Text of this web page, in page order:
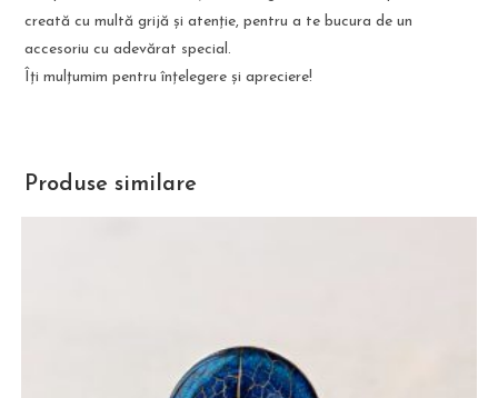
creată cu multă grijă și atenție, pentru a te bucura de un
accesoriu cu adevărat special.
Îți mulțumim pentru înțelegere și apreciere!
Produse similare